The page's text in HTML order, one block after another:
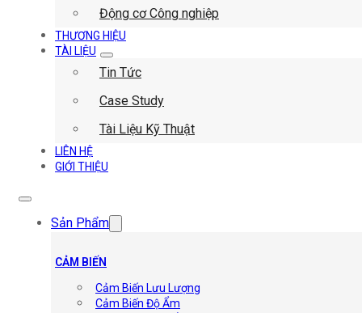
Động cơ Công nghiệp
THƯƠNG HIỆU
TÀI LIỆU
Tin Tức
Case Study
Tài Liệu Kỹ Thuật
LIÊN HỆ
GIỚI THIỆU
Sản Phẩm
CẢM BIẾN
Cảm Biến Lưu Lượng
Cảm Biến Độ Ẩm